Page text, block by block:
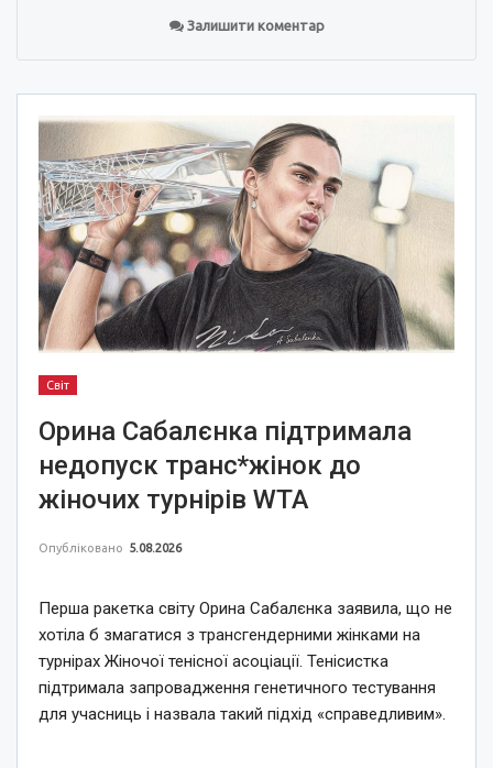
Залишити коментар
Світ
Орина Сабалєнка підтримала
недопуск транс*жінок до
жіночих турнірів WTA
Опубліковано 5.08.2026
Перша ракетка світу Орина Сабалєнка заявила, що не
хотіла б змагатися з трансгендерними жінками на
турнірах Жіночої тенісної асоціації. Тенісистка
підтримала запровадження генетичного тестування
для учасниць і назвала такий підхід «справедливим».